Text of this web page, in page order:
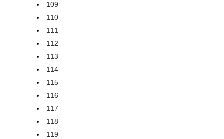
109
110
111
112
113
114
115
116
117
118
119